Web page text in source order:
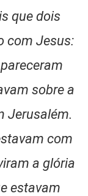
que dois
com Jesus:
sobre a
Jerusalém.
com
a glória
estavam